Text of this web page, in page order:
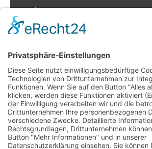
Beethovenstr. 4
73614 Schorndorf
Telefon: 07181 477 9998
Leonhard Fromm
Goethestr. 27
73614 Schorndorf
Telefon. 07181 4769906